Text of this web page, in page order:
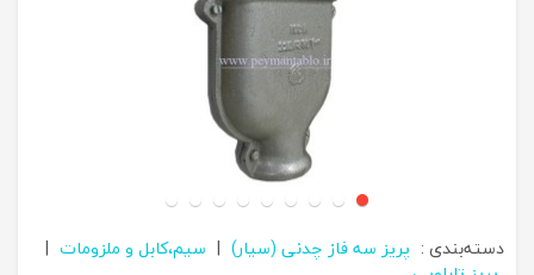
دسته‌بندی : پریز سه فاز چدنی (سیار) | سیم،کابل و ملزومات |